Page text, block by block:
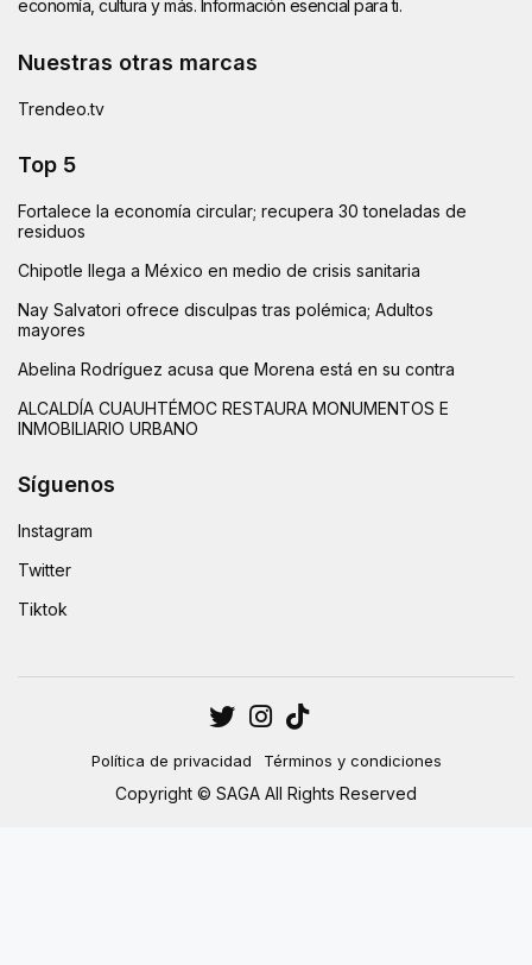
economía, cultura y más. Información esencial para ti.
Nuestras otras marcas
Trendeo.tv
Top 5
Fortalece la economía circular; recupera 30 toneladas de
residuos
Chipotle llega a México en medio de crisis sanitaria
Nay Salvatori ofrece disculpas tras polémica; Adultos
mayores
Abelina Rodríguez acusa que Morena está en su contra
ALCALDÍA CUAUHTÉMOC RESTAURA MONUMENTOS E
INMOBILIARIO URBANO
Síguenos
Instagram
Twitter
Tiktok
Política de privacidad Términos y condiciones
Copyright © SAGA All Rights Reserved